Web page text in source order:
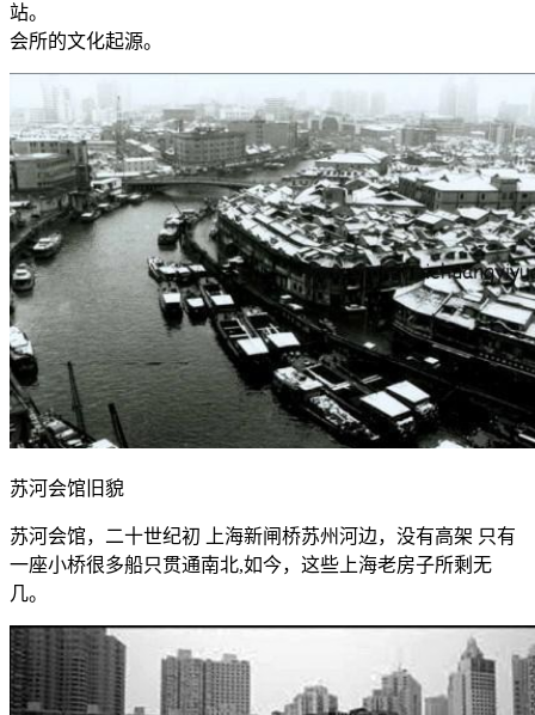
站。
会所的文化起源。
苏河会馆旧貌
苏河会馆，二十世纪初 上海新闸桥苏州河边，没有高架 只有
一座小桥很多船只贯通南北,如今，这些上海老房子所剩无
几。